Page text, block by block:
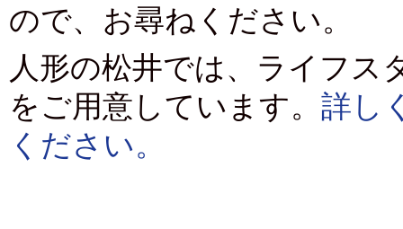
ので、お尋ねください。
人形の松井では、ライフス
をご用意しています。 詳し
ください。